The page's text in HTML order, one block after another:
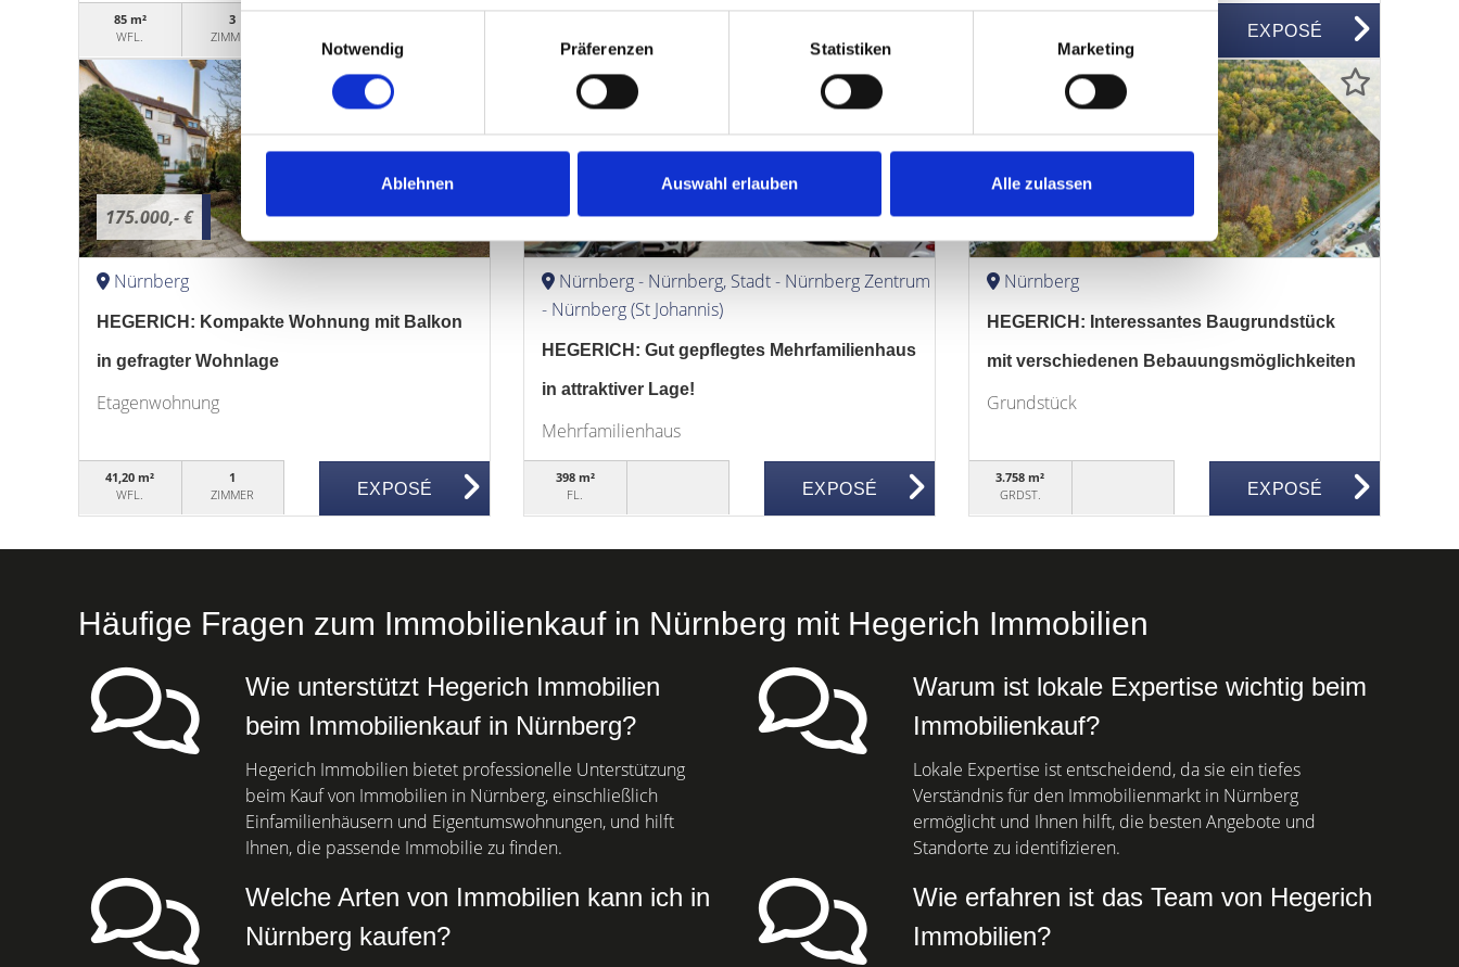
Notwendig
Präferenzen Statistiken Marketing
Ablehnen Auswahl erlauben Alle zulassen
85 m²
WFL.
3
ZIMMER
EXPOSÉ
175.000,- €
Nürnberg
HEGERICH: Kompakte Wohnung mit Balkon
in gefragter Wohnlage
Etagenwohnung
41,20 m²
WFL.
1
ZIMMER
EXPOSÉ
1.300.000,- €
Nürnberg - Nürnberg, Stadt - Nürnberg Zentrum
- Nürnberg (St Johannis)
HEGERICH: Gut gepflegtes Mehrfamilienhaus
in attraktiver Lage!
Mehrfamilienhaus
398 m²
FL.
EXPOSÉ
2.990.000,- €
Nürnberg
HEGERICH: Interessantes Baugrundstück
mit verschiedenen Bebauungsmöglichkeiten
Grundstück
3.758 m²
GRDST.
EXPOSÉ
Häufige Fragen zum Immobilienkauf in Nürnberg mit Hegerich Immobilien
Wie unterstützt Hegerich Immobilien
beim Immobilienkauf in Nürnberg?
Hegerich Immobilien bietet professionelle Unterstützung
beim Kauf von Immobilien in Nürnberg, einschließlich
Einfamilienhäusern und Eigentumswohnungen, und hilft
Ihnen, die passende Immobilie zu finden.
Warum ist lokale Expertise wichtig beim
Immobilienkauf?
Lokale Expertise ist entscheidend, da sie ein tiefes
Verständnis für den Immobilienmarkt in Nürnberg
ermöglicht und Ihnen hilft, die besten Angebote und
Standorte zu identifizieren.
Welche Arten von Immobilien kann ich in
Nürnberg kaufen?
Wie erfahren ist das Team von Hegerich
Immobilien?